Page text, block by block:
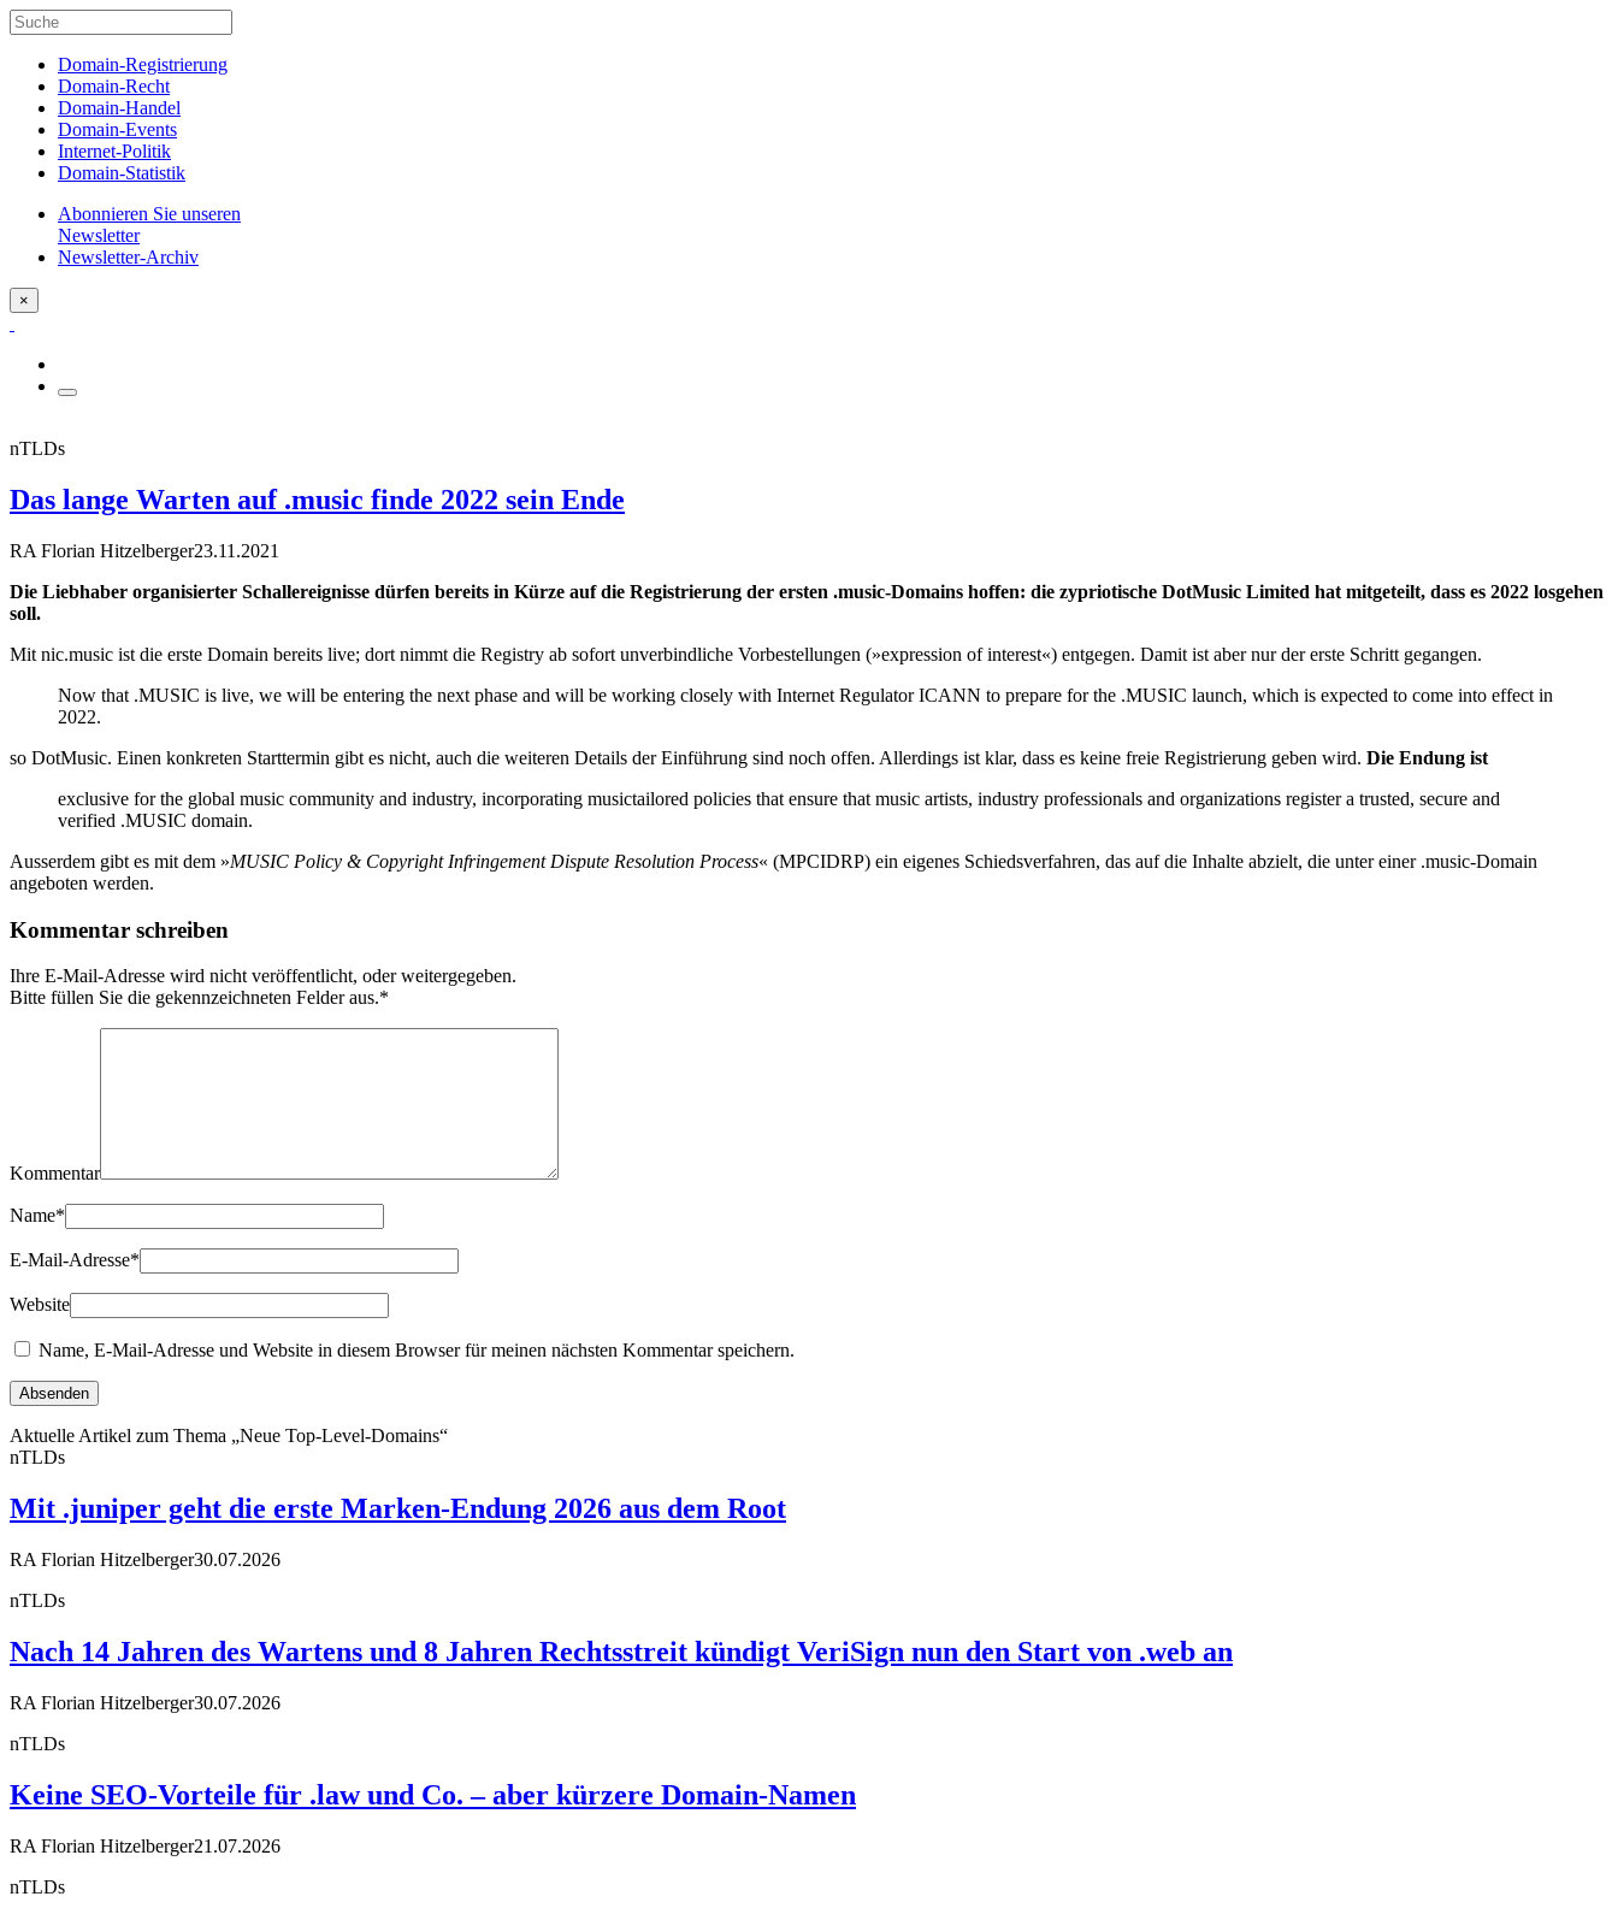
Domain-Registrierung
Domain-Recht
Domain-Handel
Domain-Events
Internet-Politik
Domain-Statistik
Abonnieren Sie unseren
Newsletter
Newsletter-Archiv
×
nTLDs
Das lange Warten auf .music finde 2022 sein Ende
RA Florian Hitzelberger23.11.2021
Die Liebhaber organisierter Schallereignisse dürfen bereits in Kürze auf die Registrierung der ersten .music-Domains hoffen: die zypriotische DotMusic Limited hat mitgeteilt, dass es 2022 losgehen
soll.
Mit nic.music ist die erste Domain bereits live; dort nimmt die Registry ab sofort unverbindliche Vorbestellungen (»expression of interest«) entgegen. Damit ist aber nur der erste Schritt gegangen.
Now that .MUSIC is live, we will be entering the next phase and will be working closely with Internet Regulator ICANN to prepare for the .MUSIC launch, which is expected to come into effect in
2022.
so DotMusic. Einen konkreten Starttermin gibt es nicht, auch die weiteren Details der Einführung sind noch offen. Allerdings ist klar, dass es keine freie Registrierung geben wird. Die Endung ist
exclusive for the global music community and industry, incorporating musictailored policies that ensure that music artists, industry professionals and organizations register a trusted, secure and
verified .MUSIC domain.
Ausserdem gibt es mit dem »MUSIC Policy & Copyright Infringement Dispute Resolution Process« (MPCIDRP) ein eigenes Schiedsverfahren, das auf die Inhalte abzielt, die unter einer .music-Domain
angeboten werden.
Kommentar schreiben
Ihre E-Mail-Adresse wird nicht veröffentlicht, oder weitergegeben.
Bitte füllen Sie die gekennzeichneten Felder aus.*
Kommentar
Name*
E-Mail-Adresse*
Website
Name, E-Mail-Adresse und Website in diesem Browser für meinen nächsten Kommentar speichern.
Aktuelle Artikel zum Thema „Neue Top-Level-Domains“
nTLDs
Mit .juniper geht die erste Marken-Endung 2026 aus dem Root
RA Florian Hitzelberger30.07.2026
nTLDs
Nach 14 Jahren des Wartens und 8 Jahren Rechtsstreit kündigt VeriSign nun den Start von .web an
RA Florian Hitzelberger30.07.2026
nTLDs
Keine SEO-Vorteile für .law und Co. – aber kürzere Domain-Namen
RA Florian Hitzelberger21.07.2026
nTLDs